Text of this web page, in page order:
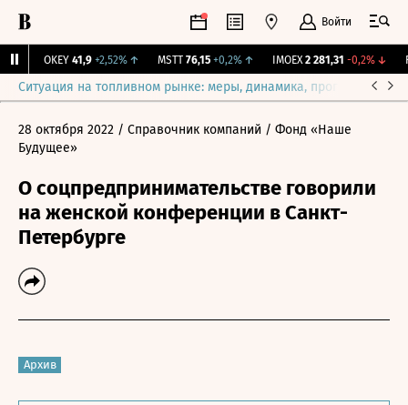
Войти
OKEY 41,9 +2,52%↑ MSTT 76,15 +0,2%↑ IMOEX 2 281,31 -0,2%↓
Ситуация на топливном рынке: меры, динамика, прогнозы
28 октября 2022 / Справочник компаний / Фонд «Наше
Будущее»
О соцпредпринимательстве говорили
на женской конференции в Санкт-
Петербурге
Архив